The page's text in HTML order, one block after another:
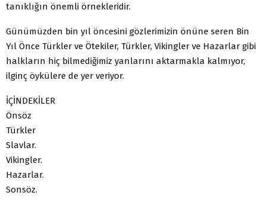
tanıklığın önemli örnekleridir.
Günümüzden bin yıl öncesini gözlerimizin önüne seren Bin
Yıl Önce Türkler ve Ötekiler, Türkler, Vikingler ve Hazarlar gibi
halkların hiç bilmediğimiz yanlarını aktarmakla kalmıyor,
ilginç öykülere de yer veriyor.
İÇİNDEKİLER
Önsöz
Türkler
Slavlar.
Vikingler.
Hazarlar.
Sonsöz.